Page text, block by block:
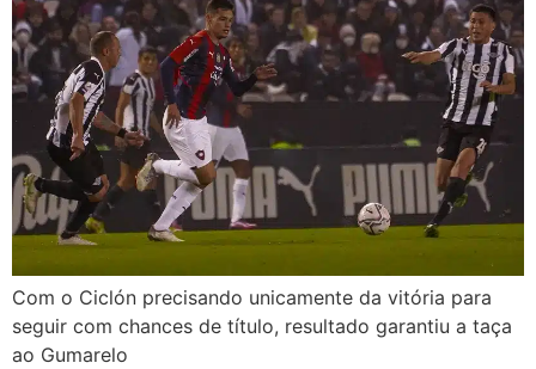
Com o Ciclón precisando unicamente da vitória para
seguir com chances de título, resultado garantiu a taça
ao Gumarelo